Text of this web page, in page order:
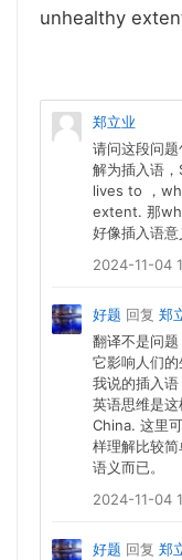
unhealthy
郑立业
请问这段问
解为插入语
lives to ，
extent. 那
好像插入语意
2024-11-04
好题 回复 郑
翻译不是问题
它影响人们的
我说的插入
英语思维是
China. 这里
样理解比较
语义而已。
2024-11-04
好题 回复 郑